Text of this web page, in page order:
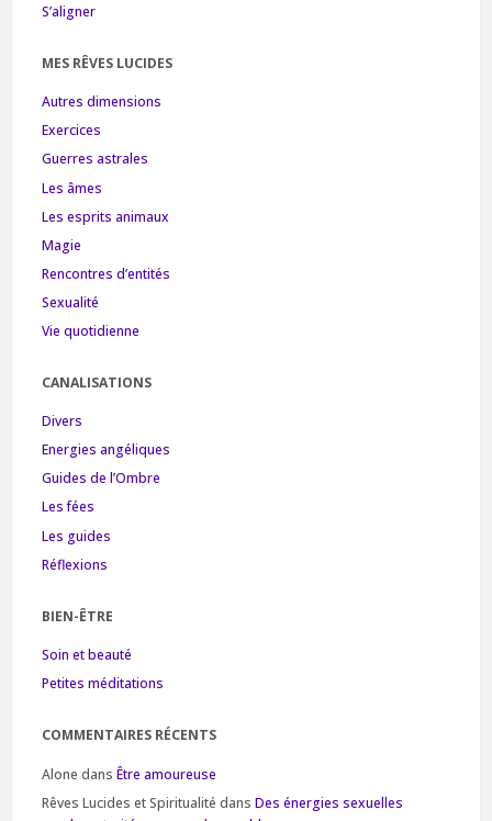
S’aligner
MES RÊVES LUCIDES
Autres dimensions
Exercices
Guerres astrales
Les âmes
Les esprits animaux
Magie
Rencontres d’entités
Sexualité
Vie quotidienne
CANALISATIONS
Divers
Energies angéliques
Guides de l’Ombre
Les fées
Les guides
Réflexions
BIEN-ÊTRE
Soin et beauté
Petites méditations
COMMENTAIRES RÉCENTS
Alone dans Être amoureuse
Rêves Lucides et Spiritualité dans Des énergies sexuelles